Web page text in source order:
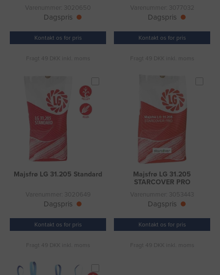
Varenummer: 3020650
Dagspris
Kontakt os for pris
Fragt 49 DKK inkl. moms
Varenummer: 3077032
Dagspris
Kontakt os for pris
Fragt 49 DKK inkl. moms
Majsfrø LG 31.205 Standard
Varenummer: 3020649
Dagspris
Kontakt os for pris
Fragt 49 DKK inkl. moms
Majsfrø LG 31.205
STARCOVER PRO
Varenummer: 3053443
Dagspris
Kontakt os for pris
Fragt 49 DKK inkl. moms